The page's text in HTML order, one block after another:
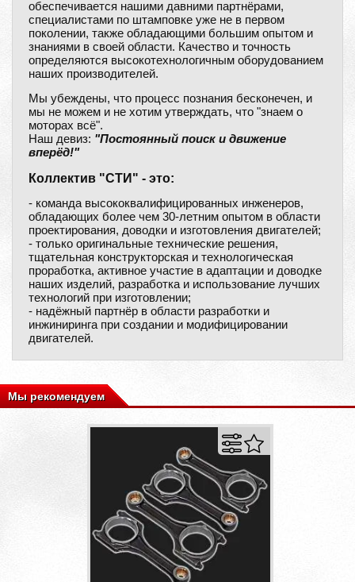
обеспечивается нашими давними партнёрами,
специалистами по штамповке уже не в первом
поколении, также обладающими большим опытом и
знаниями в своей области. Качество и точность
определяются высокотехнологичным оборудованием
наших производителей.
Мы убеждены, что процесс познания бесконечен, и
мы не можем и не хотим утверждать, что "знаем о
моторах всё".
Наш девиз: "Постоянный поиск и движение
вперёд!"
Коллектив "СТИ" - это:
- команда высококвалифицированных инженеров,
обладающих более чем 30-летним опытом в области
проектирования, доводки и изготовления двигателей;
- только оригинальные технические решения,
тщательная конструкторская и технологическая
проработка, активное участие в адаптации и доводке
наших изделий, разработка и использование лучших
технологий при изготовлении;
- надёжный партнёр в области разработки и
инжиниринга при создании и модифицировании
двигателей.
Мы рекомендуем